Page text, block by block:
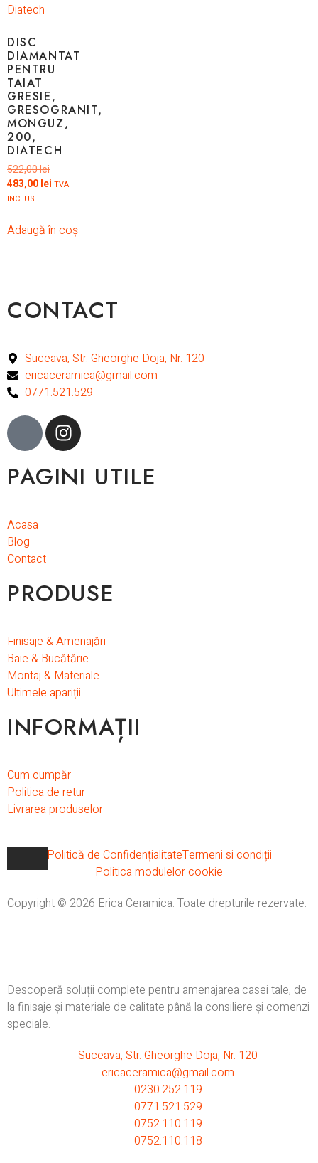
DISC
DIAMANTAT
PENTRU
TAIAT
GRESIE,
GRESOGRANIT,
MONGUZ,
200,
DIATECH
522,00lei
483,00leiTVA
INCLUS
Adaugă în coș
CONTACT
Suceava, Str. Gheorghe Doja, Nr. 120
ericaceramica@gmail.com
0771.521.529
PAGINI UTILE
Acasa
Blog
Contact
PRODUSE
Finisaje & Amenajări
Baie & Bucătărie
Montaj & Materiale
Ultimele apariții
INFORMAȚII
Cum cumpăr
Politica de retur
Livrarea produselor
Politică de ConfidențialitateTermeni si condiții
Politica modulelor cookie
Copyright © 2026 Erica Ceramica. Toate drepturile rezervate.
Descoperă soluții complete pentru amenajarea casei tale, de
la finisaje și materiale de calitate până la consiliere și comenzi
speciale.
Suceava, Str. Gheorghe Doja, Nr. 120
ericaceramica@gmail.com
0230.252.119
0771.521.529
0752.110.119
0752.110.118